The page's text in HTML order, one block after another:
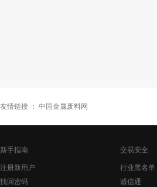
友情链接 ： 中国金属废料网
新手指南
注册新用户
找回密码
交易安全
行业黑名单
诚信通